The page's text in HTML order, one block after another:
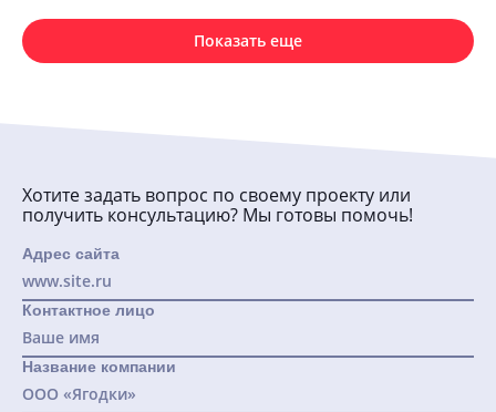
Показать еще
Хотите задать вопрос по своему проекту или
получить консультацию? Мы готовы помочь!
Адрес сайта
Контактное лицо
Название компании